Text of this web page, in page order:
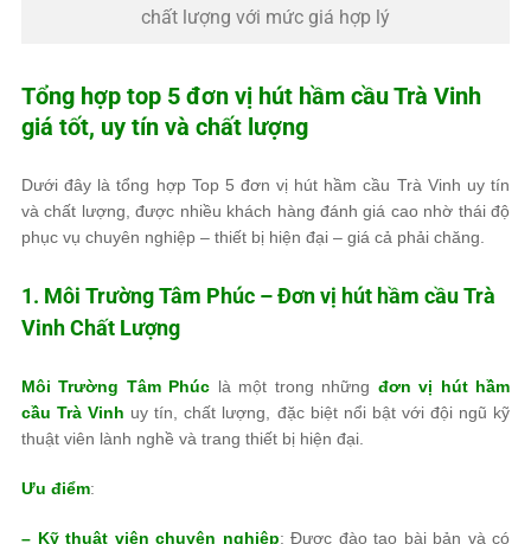
chất lượng với mức giá hợp lý
Tổng hợp top 5 đơn vị hút hầm cầu Trà Vinh
giá tốt, uy tín và chất lượng
Dưới đây là tổng hợp Top 5 đơn vị hút hầm cầu Trà Vinh uy tín
và chất lượng, được nhiều khách hàng đánh giá cao nhờ thái độ
phục vụ chuyên nghiệp – thiết bị hiện đại – giá cả phải chăng.
1. Môi Trường Tâm Phúc – Đơn vị hút hầm cầu Trà
Vinh Chất Lượng
Môi Trường Tâm Phúc là một trong những đơn vị hút hầm
cầu Trà Vinh uy tín, chất lượng, đặc biệt nổi bật với đội ngũ kỹ
thuật viên lành nghề và trang thiết bị hiện đại.
Ưu điểm:
– Kỹ thuật viên chuyên nghiệp: Được đào tạo bài bản và có